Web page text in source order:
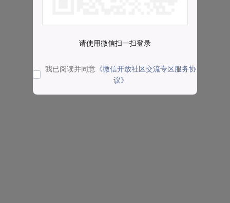
请使用微信扫一扫登录
我已阅读并同意 《微信开放社区交流专区服务协
议》